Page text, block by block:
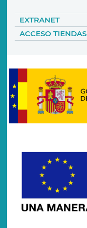
EXTRANET
ACCESO TIENDAS